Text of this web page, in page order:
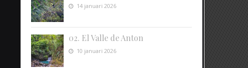
14 januari 2026
02. El Valle de Anton
10 januari 2026